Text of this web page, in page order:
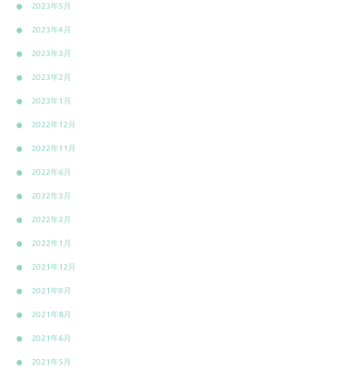
2023年5月
2023年4月
2023年3月
2023年2月
2023年1月
2022年12月
2022年11月
2022年6月
2022年3月
2022年2月
2022年1月
2021年12月
2021年9月
2021年8月
2021年6月
2021年5月